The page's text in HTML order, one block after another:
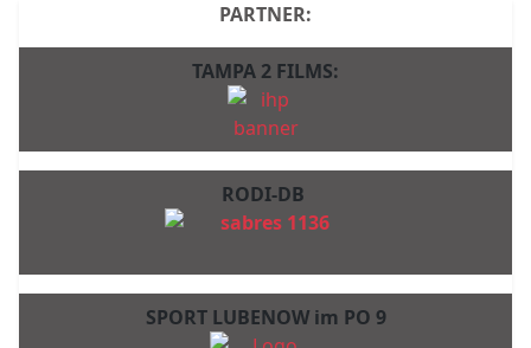
PARTNER:
TAMPA 2 FILMS:
RODI-DB
SPORT LUBENOW im PO 9